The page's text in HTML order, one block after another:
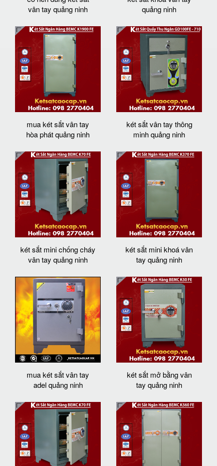
vân tay quảng ninh
quảng ninh
mua két sắt vân tay
hòa phát quảng ninh
két sắt vân tay thông
minh quảng ninh
két sắt mini chống cháy
vân tay quảng ninh
két sắt mini khoá vân
tay quảng ninh
mua két sắt vân tay
adel quảng ninh
két sắt mở bằng vân
tay quảng ninh